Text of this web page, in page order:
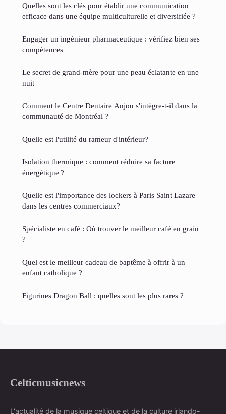
Quelles sont les clés pour établir une communication
efficace dans une équipe multiculturelle et diversifiée ?
Engager un ingénieur pharmaceutique : vérifiez bien ses
compétences
Le secret de grand-mère pour une peau éclatante en une
nuit
Comment le Centre Dentaire Anjou s'intègre-t-il dans la
communauté de Montréal ?
Quelle est l'utilité du rameur d'intérieur?
Isolation thermique : comment réduire sa facture
énergétique ?
Quelle est l'importance des lockers à Paris Saint Lazare
dans les centres commerciaux?
Spécialiste en café : Où trouver le meilleur café en grain
?
Quel est le meilleur cadeau de baptême à offrir à un
enfant catholique ?
Figurines Dragon Ball : quelles sont les plus rares ?
Celticmusicnews
L'actualité de la musique celtique et de la culture irlando-